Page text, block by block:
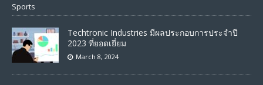
Sports
Techtronic Industries มีผลประกอบการประจำปี
2023 ที่ยอดเยี่ยม
March 8, 2024